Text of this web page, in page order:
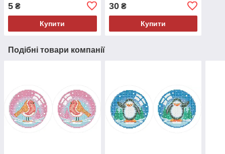
5 ₴
Купити
30₴
Купити
Подібні товари компанії